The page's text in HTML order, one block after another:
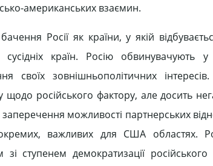
американських взаємин.
Росії як країни, у якій
країн. Росію обвинувачують у
своїх зовнішньополітичних
російського фактору, але досить
можливості партнерських
окремих, важливих для США областях.
ступенем демократизації російського